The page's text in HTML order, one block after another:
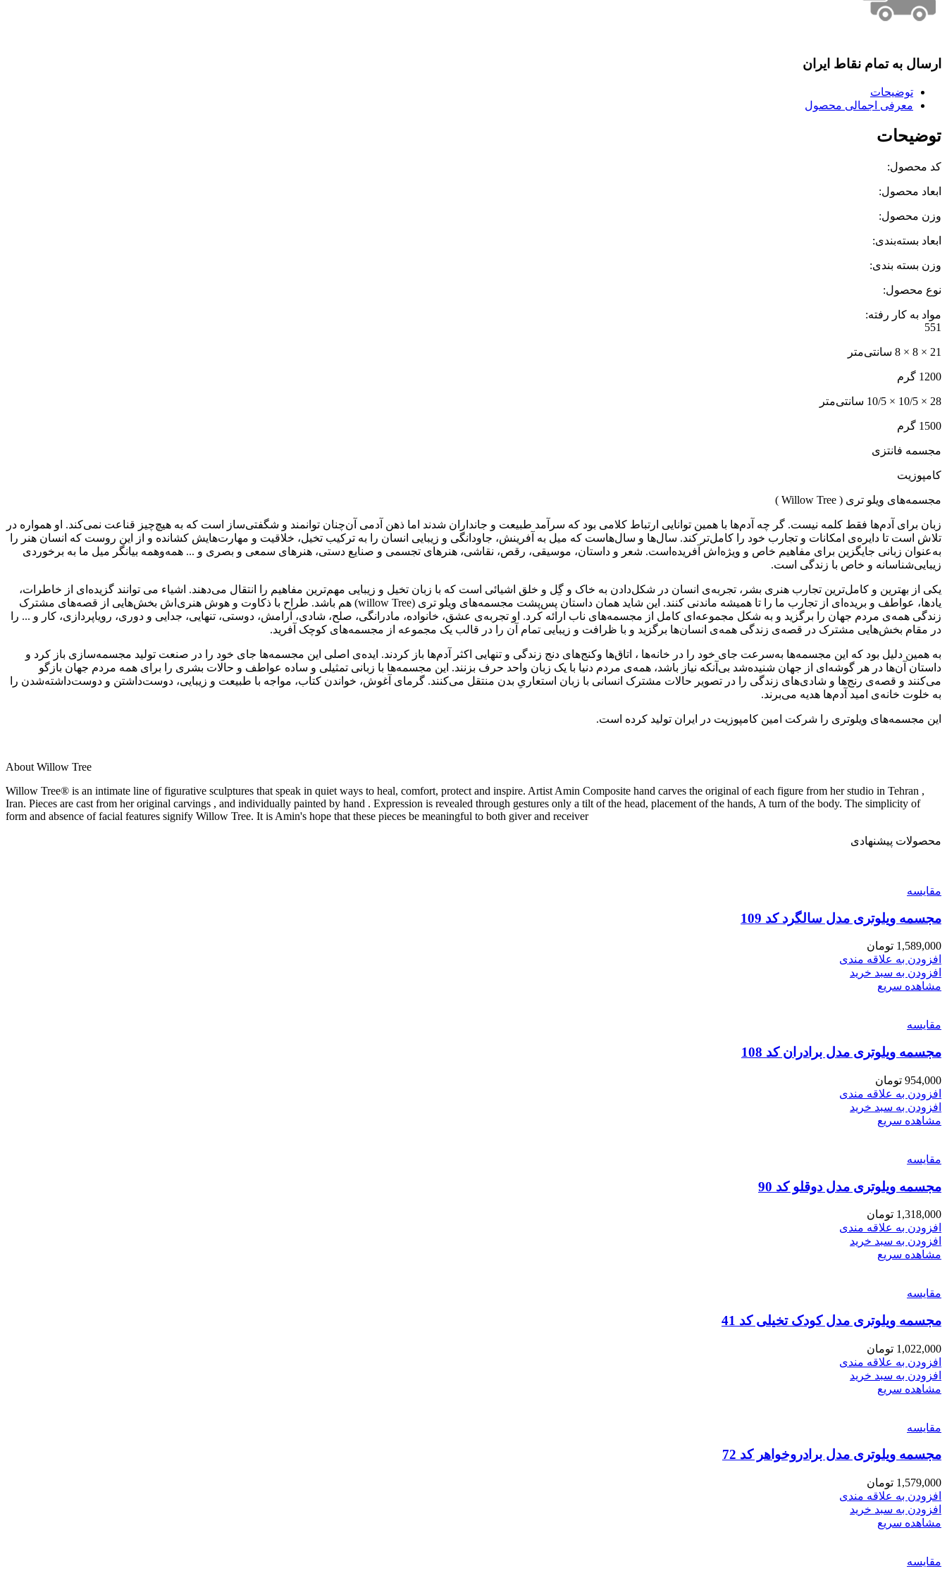
ارسال به تمام نقاط ایران
توضیحات
معرفی اجمالی محصول
توضیحات
کد محصول:
ابعاد محصول:
وزن محصول:
ابعاد بسته‌بندی:
وزن بسته بندی:
نوع محصول:
مواد به کار رفته:
551
21 × 8 × 8 سانتی‌متر
1200 گرم
28 × 10/5 × 10/5 سانتی‌متر
1500 گرم
مجسمه فانتزی
کامپوزیت
مجسمه‌های ویلو تری ( Willow Tree )
زبان برای آدم‌ها فقط کلمه نیست. گر چه آدم‌ها با همین توانایی ارتباط کلامی بود که سرآمد طبیعت و جانداران شدند اما ذهن آدمی آن‌چنان توانمند و شگفتی‌ساز است که به هیچ‌چیز قناعت نمی‌کند. او همواره در
تلاش است تا دایره‌ی امکانات و تجارب خود را کامل‌تر کند. سال‌ها و سال‌هاست که میل به آفرینش، جاودانگی و زیبایی انسان را به ترکیب تخیل، خلاقیت و مهارت‌هایش کشانده و از این روست که انسان هنر را
به‌عنوان زبانی جایگزین برای مفاهیم خاص و ویژ‌ه‌اش آفریده‌است. شعر و داستان، موسیقی، رقص، نقاشی، هنرهای تجسمی و صنایع دستی، هنرهای سمعی و بصری و ... همه‌وهمه بیانگر میل ما به برخوردی
زیبایی‌شناسانه و خاص با زندگی است.
یکی از بهترین و کامل‌ترین تجارب هنری بشر، تجربه‌ی انسان در شکل‌دادن به خاک و گِل و خلق اشیائی است که با زبان تخیل و زیبایی مهم‌ترین مفاهیم را انتقال می‌دهند. اشیاء می توانند گزیده‌ای از خاطرات،
یادها، عواطف و بریده‌ای از تجارب ما را تا همیشه ماندنی کنند. این شاید همان داستان پس‌پشت مجسمه‌های ویلو تری (willow Tree) هم باشد. طراح با ذکاوت و هوش هنری‌اش بخش‌هایی از قصه‌های مشترک
زندگی همه‌ی مردم جهان را برگزید و به شکل مجموعه‌ای کامل از مجسمه‌های ناب ارائه کرد. او تجربه‌ی عشق، خانواده، مادرانگی، صلح، شادی، آرامش، دوستی، تنهایی، جدایی و دوری، رویاپردازی، کار و ... را
در مقام بخش‌هایی مشترک در قصه‌ی زندگی همه‌ی انسان‌ها برگزید و با ظرافت و زیبایی تمام آن را در قالب یک مجموعه از مجسمه‌های کوچک آفرید.
به همین دلیل بود که این مجسمه‌ها به‌سرعت جای خود را در خانه‌ها ، اتاق‌ها وکنج‌های دنج زندگی و تنهایی اکثر آدم‌ها باز کردند. ایده‌ی اصلی این مجسمه‌ها جای خود را در صنعت تولید مجسمه‌سازی باز کرد و
داستان آن‌ها در هر گوشه‌ای از جهان شنیده‌شد بی‌آنکه نیاز باشد، همه‌ی مردم دنیا با یک زبان واحد حرف بزنند. این مجسمه‌ها با زبانی تمثیلی و ساده عواطف و حالات بشری را برای همه مردم جهان بازگو
می‌کنند و قصه‌ی رنج‌ها و شادی‌های زندگی را در تصویر حالات مشترک انسانی با زبان استعاریِ بدن منتقل می‌کنند. گرمای آغوش، خواندن کتاب، مواجه با طبیعت و زیبایی، دوست‌داشتن و دوست‌داشته‌شدن را
به خلوت خانه‌ی امید آدم‌ها هدیه می‌برند.
این مجسمه‌های ویلوتری را شرکت امین کامپوزیت در ایران تولید کرده است.
About Willow Tree
Willow Tree® is an intimate line of figurative sculptures that speak in quiet ways to heal, comfort, protect and inspire. Artist Amin Composite hand carves the original of each figure from her studio in Tehran ,
Iran. Pieces are cast from her original carvings , and individually painted by hand . Expression is revealed through gestures only a tilt of the head, placement of the hands, A turn of the body. The simplicity of
form and absence of facial features signify Willow Tree. It is Amin's hope that these pieces be meaningful to both giver and receiver
محصولات پیشنهادی
مقایسه
مجسمه ویلوتری مدل سالگرد کد 109
1,589,000 تومان
افزودن به علاقه مندی
افزودن به سبد خرید
مشاهده سریع
مقایسه
مجسمه ویلوتری مدل برادران کد 108
954,000 تومان
افزودن به علاقه مندی
افزودن به سبد خرید
مشاهده سریع
مقایسه
مجسمه ویلوتری مدل دوقلو کد 90
1,318,000 تومان
افزودن به علاقه مندی
افزودن به سبد خرید
مشاهده سریع
مقایسه
مجسمه ویلوتری مدل کودک تخیلی کد 41
1,022,000 تومان
افزودن به علاقه مندی
افزودن به سبد خرید
مشاهده سریع
مقایسه
مجسمه ویلوتری مدل برادروخواهر کد 72
1,579,000 تومان
افزودن به علاقه مندی
افزودن به سبد خرید
مشاهده سریع
مقایسه